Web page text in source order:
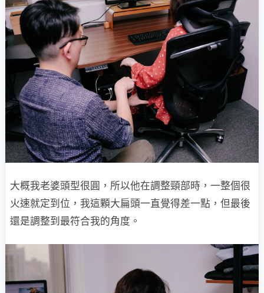
大概我老婆頭型很圓，所以他在調整頸部時，一整個很
火速就定到位，我這顆大扁頭一直覺得差一點，但最後
還是調整到最符合我的角度。